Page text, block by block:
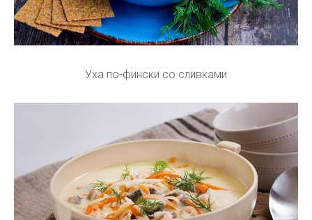
Уха по-фински со сливками